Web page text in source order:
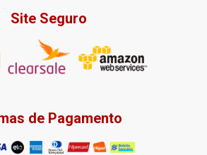
Site Seguro
de Pagamento